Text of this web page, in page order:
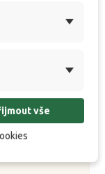
- 25 l 3,4 mm
vše